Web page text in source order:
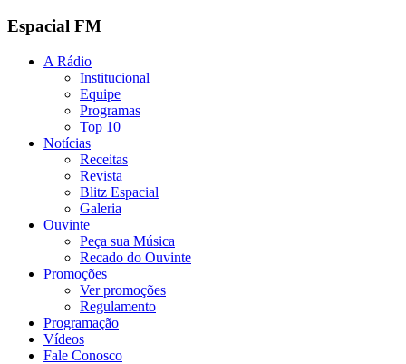
Espacial FM
A Rádio
Institucional
Equipe
Programas
Top 10
Notícias
Receitas
Revista
Blitz Espacial
Galeria
Ouvinte
Peça sua Música
Recado do Ouvinte
Promoções
Ver promoções
Regulamento
Programação
Vídeos
Fale Conosco